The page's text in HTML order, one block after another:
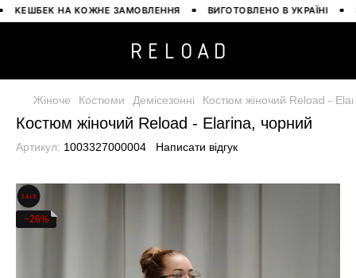
НА КОЖНЕ ЗАМОВЛЕННЯ ВИГОТОВЛЕНО В УКРАЇНІ
Жіноче Костюми Демісезонні Костюм жіночий Reload -
Костюм жіночий Reload - Elarina, чорний
Артикул: 1003327000004 Написати відгук
−26%